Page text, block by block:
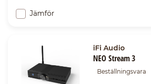
Jämför
iFi Audio
NEO Stream 3
Beställningsvara